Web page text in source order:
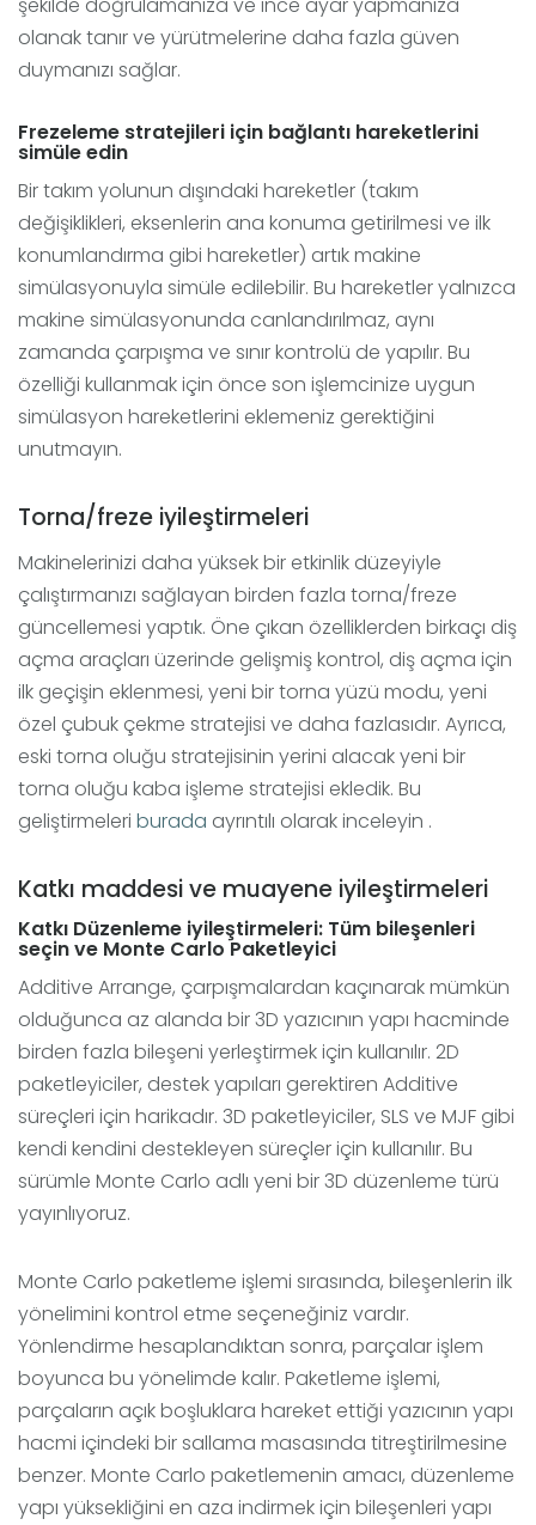
şekilde doğrulamanıza ve ince ayar yapmanıza
olanak tanır ve yürütmelerine daha fazla güven
duymanızı sağlar.
Frezeleme stratejileri için bağlantı hareketlerini
simüle edin
Bir takım yolunun dışındaki hareketler (takım
değişiklikleri, eksenlerin ana konuma getirilmesi ve ilk
konumlandırma gibi hareketler) artık makine
simülasyonuyla simüle edilebilir. Bu hareketler yalnızca
makine simülasyonunda canlandırılmaz, aynı
zamanda çarpışma ve sınır kontrolü de yapılır. Bu
özelliği kullanmak için önce son işlemcinize uygun
simülasyon hareketlerini eklemeniz gerektiğini
unutmayın.
Torna/freze iyileştirmeleri
Makinelerinizi daha yüksek bir etkinlik düzeyiyle
çalıştırmanızı sağlayan birden fazla torna/freze
güncellemesi yaptık. Öne çıkan özelliklerden birkaçı diş
açma araçları üzerinde gelişmiş kontrol, diş açma için
ilk geçişin eklenmesi, yeni bir torna yüzü modu, yeni
özel çubuk çekme stratejisi ve daha fazlasıdır. Ayrıca,
eski torna oluğu stratejisinin yerini alacak yeni bir
torna oluğu kaba işleme stratejisi ekledik. Bu
geliştirmeleri burada ayrıntılı olarak inceleyin .
Katkı maddesi ve muayene iyileştirmeleri
Katkı Düzenleme iyileştirmeleri: Tüm bileşenleri
seçin ve Monte Carlo Paketleyici
Additive Arrange, çarpışmalardan kaçınarak mümkün
olduğunca az alanda bir 3D yazıcının yapı hacminde
birden fazla bileşeni yerleştirmek için kullanılır. 2D
paketleyiciler, destek yapıları gerektiren Additive
süreçleri için harikadır. 3D paketleyiciler, SLS ve MJF gibi
kendi kendini destekleyen süreçler için kullanılır. Bu
sürümle Monte Carlo adlı yeni bir 3D düzenleme türü
yayınlıyoruz.
Monte Carlo paketleme işlemi sırasında, bileşenlerin ilk
yönelimini kontrol etme seçeneğiniz vardır.
Yönlendirme hesaplandıktan sonra, parçalar işlem
boyunca bu yönelimde kalır. Paketleme işlemi,
parçaların açık boşluklara hareket ettiği yazıcının yapı
hacmi içindeki bir sallama masasında titreştirilmesine
benzer. Monte Carlo paketlemenin amacı, düzenleme
yapı yüksekliğini en aza indirmek için bileşenleri yapı